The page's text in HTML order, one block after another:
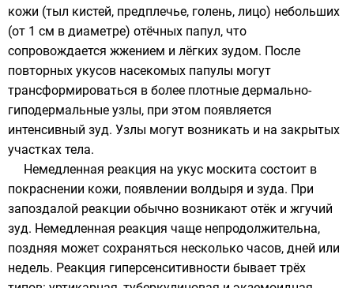
кожи (тыл кистей, предплечье, голень, лицо) небольших
(от 1 см в диаметре) отёчных папул, что
сопровождается жжением и лёгких зудом. После
повторных укусов насекомых папулы могут
трансформироваться в более плотные дермально-
гиподермальные узлы, при этом появляется
интенсивный зуд. Узлы могут возникать и на закрытых
участках тела.
Немедленная реакция на укус москита состоит в
покраснении кожи, появлении волдыря и зуда. При
запоздалой реакции обычно возникают отёк и жгучий
зуд. Немедленная реакция чаще непродолжительна,
поздняя может сохраняться несколько часов, дней или
недель. Реакция гиперсенситивности бывает трёх